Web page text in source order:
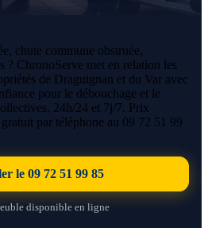
chute commune obstruée,
? ChronoServe met en relation les
de Draguignan et du Var avec
pour le débouchage et le
24h/24 et 7j/7. Prix
par téléphone au 09 72 51 99
le 09 72 51 99 85
disponible en ligne